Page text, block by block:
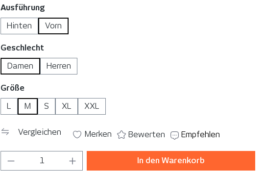
Ausführung
Hinten
Vorn
Geschlecht
Damen
Herren
Größeauswählen
L
M S XL XXL
Vergleichen Merken Bewerten Empfehlen
Produkt Anzahl: Gib den gewünschten Wert
In den Warenkorb